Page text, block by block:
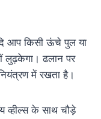
आप किसी ऊंचे पुल या
लुढ़केगा। ढलान पर
में रखता है।
के साथ चौड़े